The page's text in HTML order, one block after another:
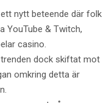
nytt beteende där folk
YouTube & Twitch,
casino.
dock skiftat mot
omkring detta är